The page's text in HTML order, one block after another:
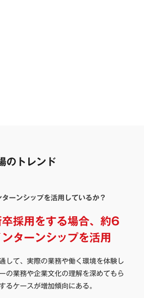
のトレンド
ーンシップを活用しているか？
採用をする場合、約6
ターンシップを活用
して、実際の業務や働く環境を体験し
の業務や企業文化の理解を深めてもら
るケースが増加傾向にある。